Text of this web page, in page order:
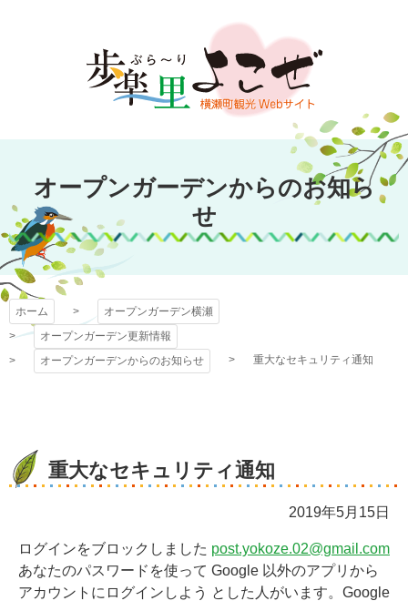
文
キ
プ
オープンガーデン
横瀬
オープンガーデンからのお知ら
せ
ホーム
オープンガーデン横瀬
オープンガーデン更新情報
オープンガーデンからのお知らせ
重大なセキュリティ通知
重大なセキュリティ通知
2019年5月15日
ログインをブロックしました post.yokoze.02@gmail.com
あなたのパスワードを使って Google 以外のアプリから
アカウントにログインしよう とした人がいます。Google